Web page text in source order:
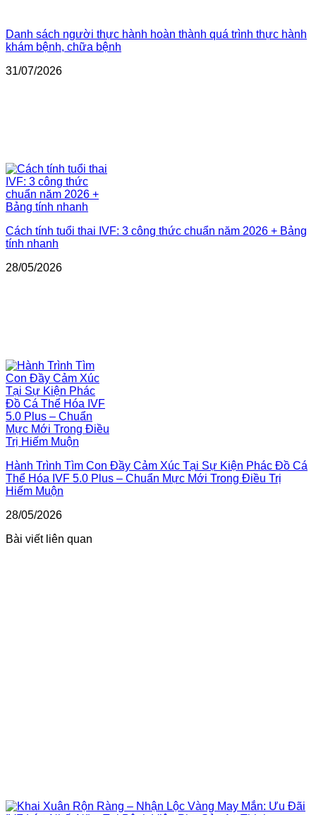
Danh sách người thực hành hoàn thành quá trình thực hành
khám bệnh, chữa bệnh
31/07/2026
Cách tính tuổi thai IVF: 3 công thức chuẩn năm 2026 + Bảng
tính nhanh
28/05/2026
Hành Trình Tìm Con Đầy Cảm Xúc Tại Sự Kiện Phác Đồ Cá
Thể Hóa IVF 5.0 Plus – Chuẩn Mực Mới Trong Điều Trị
Hiếm Muộn
28/05/2026
Bài viết liên quan